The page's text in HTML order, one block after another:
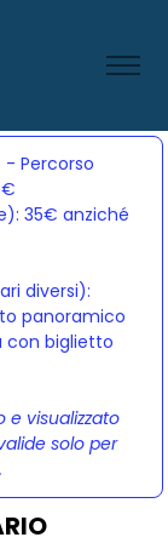
Percorso
35€ anziché
diversi):
panoramico
con biglietto
e visualizzato
solo per